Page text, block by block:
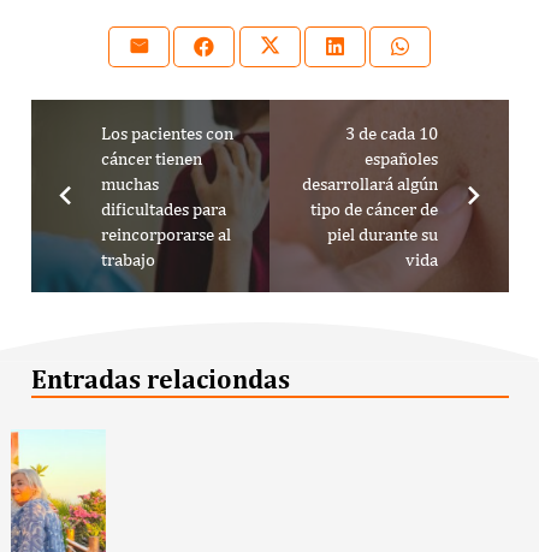
Los pacientes con
cáncer tienen
muchas
dificultades para
reincorporarse al
trabajo
3 de cada 10
españoles
desarrollará algún
tipo de cáncer de
piel durante su
vida
Entradas relaciondas